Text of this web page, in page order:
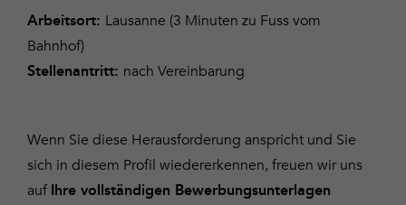
Arbeitsort: Lausanne (3 Minuten zu Fuss vom
Bahnhof)
Stellenantritt: nach Vereinbarung
Wenn Sie diese Herausforderung anspricht und Sie
sich in diesem Profil wiedererkennen, freuen wir uns
auf Ihre vollständigen Bewerbungsunterlagen